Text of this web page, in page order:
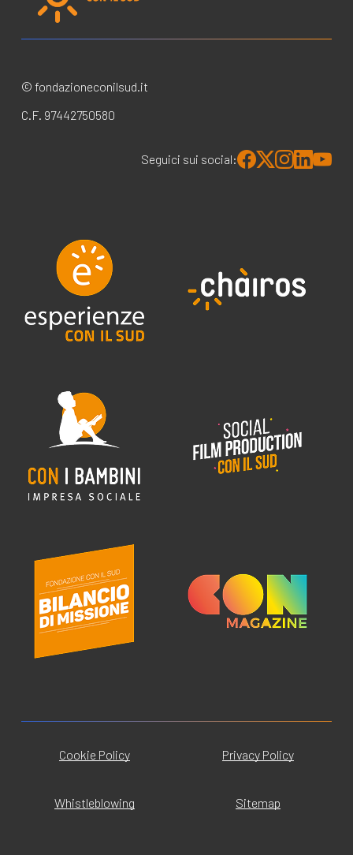
© fondazioneconilsud.it
C.F. 97442750580
Seguici sui social:
Cookie Policy Privacy Policy
Whistleblowing Sitemap